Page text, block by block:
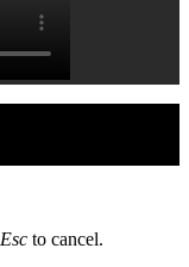
Esc to cancel.